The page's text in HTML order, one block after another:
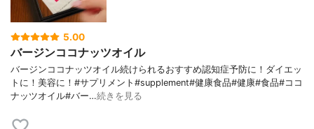
5.00
バージンココナッツオイル
バージンココナッツオイル続けられるおすすめ認知症予防に！ダイエッ
トに！美容に！#サプリメント#supplement#健康食品#健康#食品#ココ
ナッツオイル#バー…続きを見る